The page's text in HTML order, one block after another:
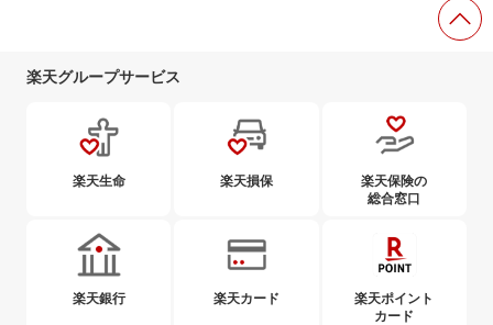
楽天グループサービス
楽天生命 楽天損保
楽天保険の
総合窓口
楽天銀行 楽天カード
楽天ポイント
カード